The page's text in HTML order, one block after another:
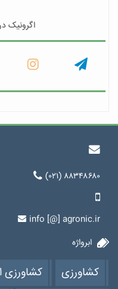
اگرونیک
(۰۲۱) ۸۸۳۴۸۶۸۰
info [@] agronic.ir
ابرواژه
کشاورزی کشاورزی